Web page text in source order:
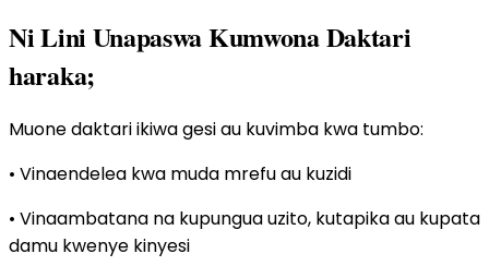
Ni Lini Unapaswa Kumwona Daktari
haraka;
Muone daktari ikiwa gesi au kuvimba kwa tumbo:
• Vinaendelea kwa muda mrefu au kuzidi
• Vinaambatana na kupungua uzito, kutapika au kupata
damu kwenye kinyesi